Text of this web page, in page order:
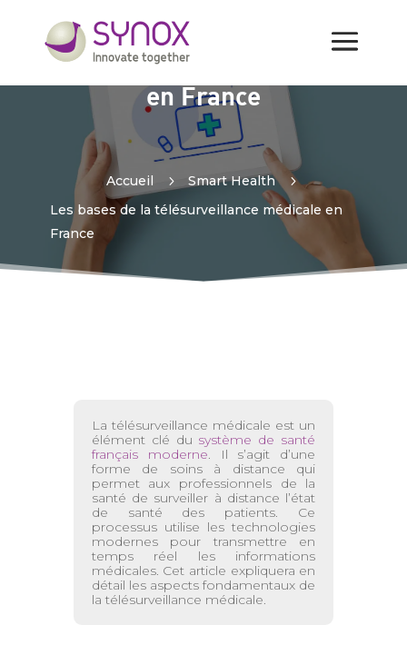
Les bases de la
télésurveillance médicale
en France
Accueil 5 Smart Health
5
Les bases de la télésurveillance médicale en
France
La télésurveillance médicale est un
élément clé du système de santé
français moderne. Il s’agit d’une
forme de soins à distance qui
permet aux professionnels de la
santé de surveiller à distance l’état
de santé des patients. Ce
processus utilise les technologies
modernes pour transmettre en
temps réel les informations
médicales. Cet article expliquera en
détail les aspects fondamentaux de
la télésurveillance médicale.